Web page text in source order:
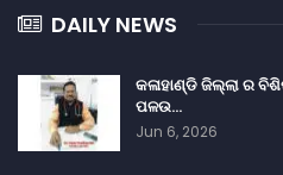
DAILY NEWS
କଳାହାଣ୍ଡି ଜିଲ୍ଲା ର
ପଳଉ…
Jun 6, 2026